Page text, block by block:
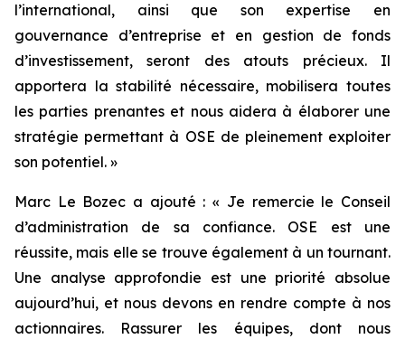
l’international, ainsi que son expertise en
gouvernance d’entreprise et en gestion de fonds
d’investissement, seront des atouts précieux. Il
apportera la stabilité nécessaire, mobilisera toutes
les parties prenantes et nous aidera à élaborer une
stratégie permettant à OSE de pleinement exploiter
son potentiel. »
Marc Le Bozec a ajouté : « Je remercie le Conseil
d’administration de sa confiance. OSE est une
réussite, mais elle se trouve également à un tournant.
Une analyse approfondie est une priorité absolue
aujourd’hui, et nous devons en rendre compte à nos
actionnaires. Rassurer les équipes, dont nous